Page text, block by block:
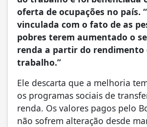
oferta de ocupações no país.
vinculada com o fato de as
pobres terem aumentado o
renda a partir do rendimento
trabalho.”
Ele descarta que a melhoria
os programas sociais de
renda. Os valores pagos pelo
não sofrem alteração desde